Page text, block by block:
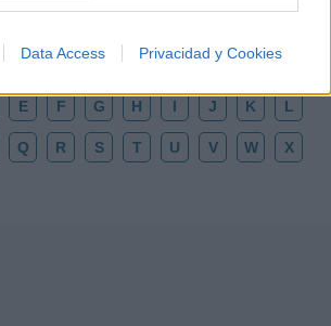
Data Access Privacidad y Cookies
Playlists
E F G H I J K L
Q R S T U V W X